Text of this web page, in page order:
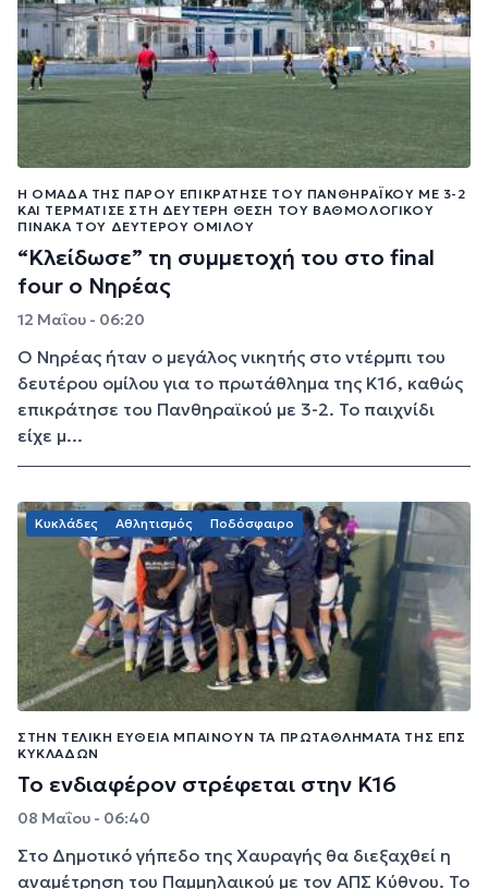
Η ΟΜΆΔΑ ΤΗΣ ΠΆΡΟΥ ΕΠΙΚΡΆΤΗΣΕ ΤΟΥ ΠΑΝΘΗΡΑΪΚΟΎ ΜΕ 3-2
ΚΑΙ ΤΕΡΜΆΤΙΣΕ ΣΤΗ ΔΕΎΤΕΡΗ ΘΈΣΗ ΤΟΥ ΒΑΘΜΟΛΟΓΙΚΟΎ
ΠΊΝΑΚΑ ΤΟΥ ΔΕΥΤΈΡΟΥ ΟΜΊΛΟΥ
“Κλείδωσε” τη συμμετοχή του στο final
four o Νηρέας
12 Μαΐου - 06:20
Ο Νηρέας ήταν ο μεγάλος νικητής στο ντέρμπι του
δευτέρου ομίλου για το πρωτάθλημα της Κ16, καθώς
επικράτησε του Πανθηραϊκού με 3-2. Το παιχνίδι
είχε μ...
Κυκλάδες Αθλητισμός Ποδόσφαιρο
ΣΤΗΝ ΤΕΛΙΚΉ ΕΥΘΕΊΑ ΜΠΑΊΝΟΥΝ ΤΑ ΠΡΩΤΑΘΛΉΜΑΤΑ ΤΗΣ ΕΠΣ
ΚΥΚΛΆΔΩΝ
Το ενδιαφέρον στρέφεται στην Κ16
08 Μαΐου - 06:40
Στο Δημοτικό γήπεδο της Χαυραγής θα διεξαχθεί η
αναμέτρηση του Παμμηλαικού με τον ΑΠΣ Κύθνου. Το